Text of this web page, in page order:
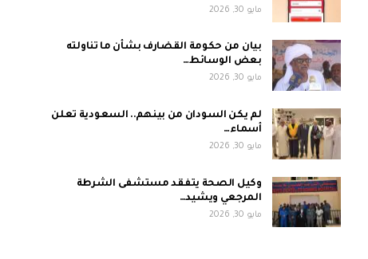
مايو 30, 2026
بيان من حكومة القضارف بشأن ما تناولته
بعض الوسائط…
مايو 30, 2026
لم يكن السودان من بينهم.. السعودية تعلن
أسماء…
مايو 30, 2026
وكيل الصحة يتفقد مستشفى الشرطة
المرجعي ويشيد…
مايو 30, 2026